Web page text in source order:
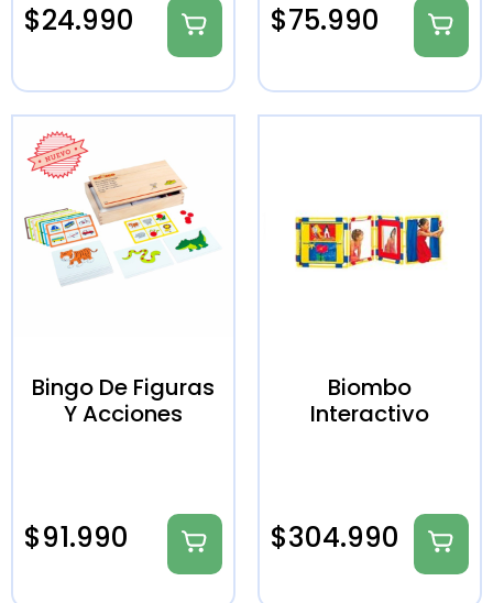
$24.990 $75.990
Bingo De Figuras
Y Acciones
$91.990
Biombo
Interactivo
$304.990